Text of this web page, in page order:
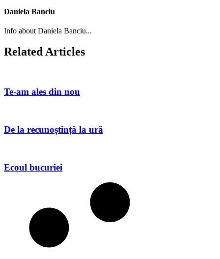
Daniela Banciu
Info about Daniela Banciu...
Related Articles
Te-am ales din nou
De la recunoștință la ură
Ecoul bucuriei